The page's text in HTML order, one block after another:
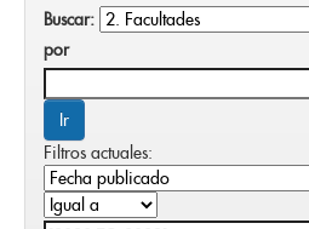
Buscar:
por
Filtros actuales: